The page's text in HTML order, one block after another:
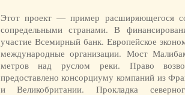
Этот проект — пример расширяющегося
сопредельными странами. В
участие Всемирный банк. Европейское
международные организации. Мост
метров над руслом реки. Право
предоставлено консорциуму компаний из
и Великобритании. Прокладка